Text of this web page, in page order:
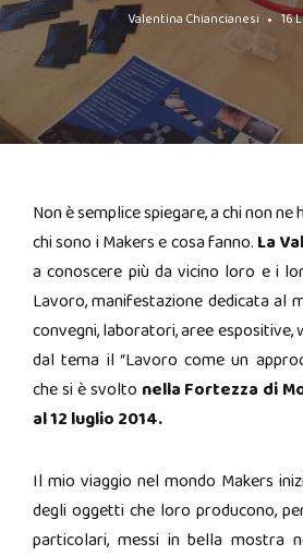
Valentina Chiancianesi 16
Non è semplice spiegare, a chi non
chi sono i Makers e cosa fanno. La
a conoscere più da vicino loro e i
Lavoro, manifestazione dedicata al
convegni, laboratori, aree
dal tema il “Lavoro come un
che si è svolto nella Fortezza di
al 12 luglio 2014.
Il mio viaggio nel mondo Makers
degli oggetti che loro producono,
particolari, messi in bella mostra